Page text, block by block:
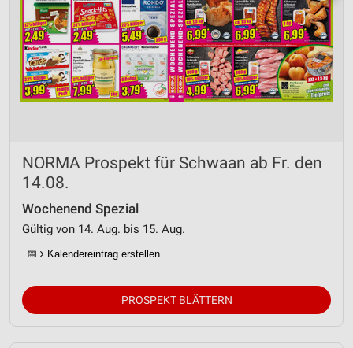
NORMA Prospekt für Schwaan ab Fr. den
14.08.
Wochenend Spezial
Gültig von 14. Aug. bis 15. Aug.
📅 Kalendereintrag erstellen
PROSPEKT BLÄTTERN